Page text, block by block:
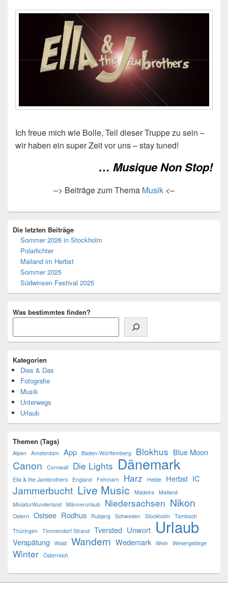
Ich freue mich wie Bolle, Teil dieser Truppe zu sein –
wir haben ein super Zeit vor uns – stay tuned!
… Musique Non Stop!
–> Beiträge zum Thema Musik <–
Seitenleisten-
Widgetbereich
Die letzten Beiträge
Sommer 2026 in Stockholm
Polarlichter
Mailand im Herbst
Sommer 2025
Südwinsen Festival 2025
Was bestimmtes finden?
Kategorien
Dies & Das
Fotografie
Musik
Unterwegs
Urlaub
Themen (Tags)
Alpen Amsterdam App Baden-Württemberg Blokhus Blue Moon
Canon Cornwall Die Lights Dänemark
Ella & the Jambrothers England Fehmarn Harz Heide Herbst IC
Jammerbucht Live Music Madeira
Mailand
MiniaturWunderland Männerurlaub Niedersachsen Nikon
Ostern Ostsee Rodhus Rubjerg Schweden Stockholm
Tambach
Thüringen Timmendorf Strand Tversted Unwort Urlaub
Verspätung Wald Wandern Wedemark Wein Wesergebirge
Winter Österreich